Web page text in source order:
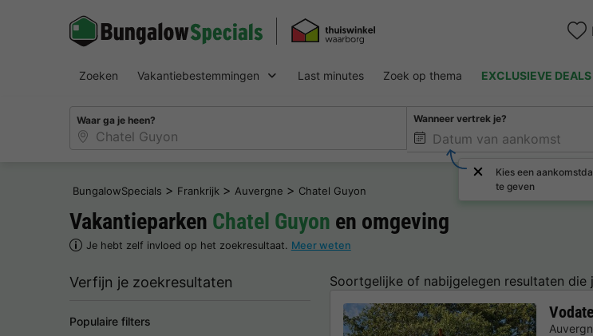
Zoeken Vakantiebestemmingen Last minutes Zoek op thema EXCLUSIEVE DEALS
Waar ga je heen? Wanneer vertrek je?
Kies een
te geven
BungalowSpecials > Frankrijk > Auvergne > Chatel Guyon
Vakantieparken Chatel Guyon en omgeving
Je hebt zelf invloed op het zoekresultaat. Meer weten
Verfijn je zoekresultaten
Populaire filters
Soortgelijke of nabijgelegen resultaten die